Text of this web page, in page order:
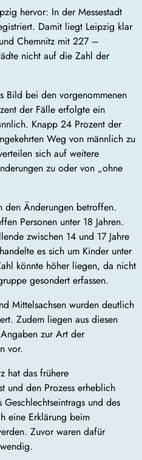
hervor: In der Messestadt
Damit liegt Leipzig klar
Chemnitz mit 227 –
nicht auf die Zahl der
Bild bei den vorgenommenen
der Fälle erfolgte ein
Knapp 24 Prozent der
Weg von männlich zu
sich auf weitere
zu oder von „ohne
Änderungen betroffen.
Personen unter 18 Jahren.
zwischen 14 und 17 Jahre
es sich um Kinder unter
könnte höher liegen, da nicht
gesondert erfassen.
Mittelsachsen wurden deutlich
Zudem liegen aus diesen
zur Art der
vor.
hat das frühere
und den Prozess erheblich
und des
eine Erklärung beim
Zuvor waren dafür